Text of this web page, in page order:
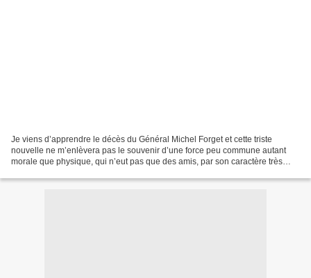
Je viens d’apprendre le décès du Général Michel Forget et cette triste
nouvelle ne m’enlèvera pas le souvenir d’une force peu commune autant
morale que physique, qui n’eut pas que des amis, par son caractère très